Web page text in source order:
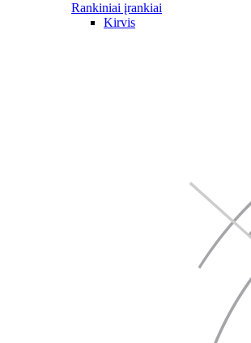
Rankiniai įrankiai
Kirvis